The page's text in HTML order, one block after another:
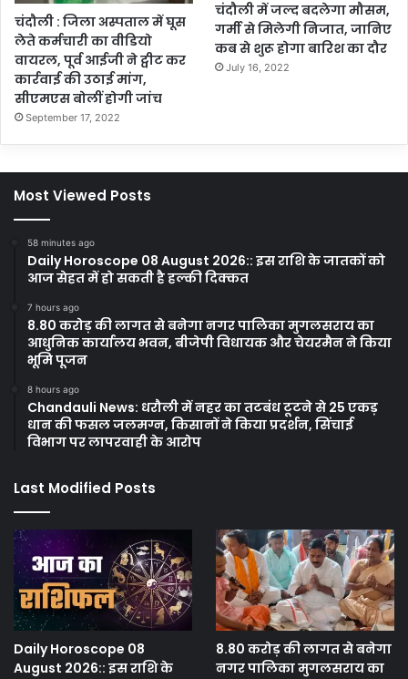
चंदौली : जिला अस्पताल में घूस
लेते कर्मचारी का वीडियो
वायरल, पूर्व आईजी ने ट्वीट कर
कार्रवाई की उठाई मांग,
सीएमएस बोलीं होगी जांच
September 17, 2022
चंदौली में जल्द बदलेगा मौसम,
गर्मी से मिलेगी निजात, जानिए
कब से शुरू होगा बारिश का दौर
July 16, 2022
Most Viewed Posts
58 minutes ago
Daily Horoscope 08 August 2026:: इस राशि के जातकों को
आज सेहत में हो सकती है हल्की दिक्कत
7 hours ago
8.80 करोड़ की लागत से बनेगा नगर पालिका मुगलसराय का
आधुनिक कार्यालय भवन, बीजेपी विधायक और चेयरमैन ने किया
भूमि पूजन
8 hours ago
Chandauli News: धरौली में नहर का तटबंध टूटने से 25 एकड़
धान की फसल जलमग्न, किसानों ने किया प्रदर्शन, सिंचाई
विभाग पर लापरवाही के आरोप
Last Modified Posts
Daily Horoscope 08
August 2026:: इस राशि के
8.80 करोड़ की लागत से बनेगा
नगर पालिका मुगलसराय का